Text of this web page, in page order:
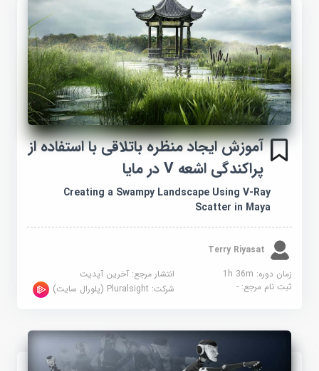
آموزش ایجاد منظره باتلاقی با استفاده از
پراکندگی اشعه V در مایا
Creating a Swampy Landscape Using V-Ray
Scatter in Maya
Terry Riyasat
زمان دوره: 1h 36m
انتشار مرجع:آخرین آپدیت
ثبت نام مرجع:- شرکت:Pluralsight (پلورال سایت)